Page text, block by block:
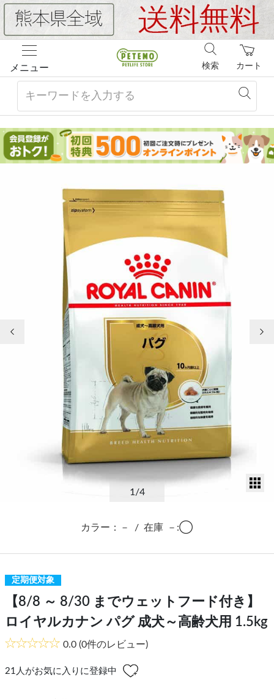
メニュー カート
検索
1/4
カラー：－ / 在庫 －:◯
定期便対象
【8/8 ～ 8/30 までウェットフード付き】
ロイヤルカナン パグ 成犬～高齢犬用 1.5kg
0.0 (0件のレビュー)
21 人がお気に入りに登録中